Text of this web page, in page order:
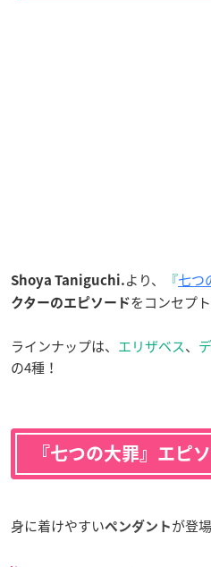
Shoya Taniguchi. より、 『七つ
クターのエピソードをコンセプ
ラインナップは、 エリザベス、
の4種！
『七つの大罪』エピ
身に着けやすいペンダント が登